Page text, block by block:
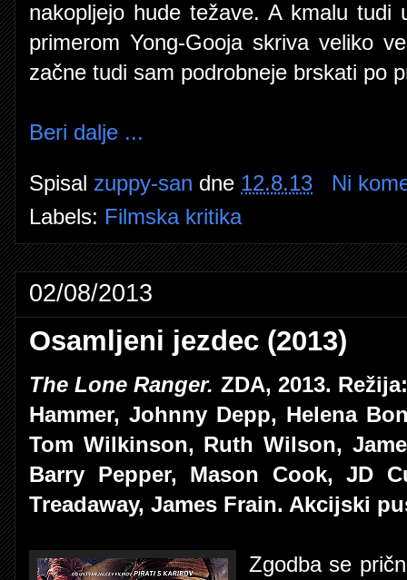
nakopljejo hude težave. A kmalu
primerom Yong-Gooja skriva veliko
začne tudi sam podrobneje brskati po
Beri dalje ...
Spisal zuppy-san dne 12.8.13
Ni
Labels: Filmska kritika
02/08/2013
Osamljeni jezdec (2013)
The Lone Ranger. ZDA, 2013.
Hammer, Johnny Depp, Helena
Tom Wilkinson, Ruth Wilson,
Barry Pepper, Mason Cook, JD
Treadaway, James Frain. Akcijski
Zgodba se